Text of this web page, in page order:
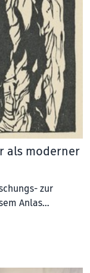
als moderner
zur
Anlas…